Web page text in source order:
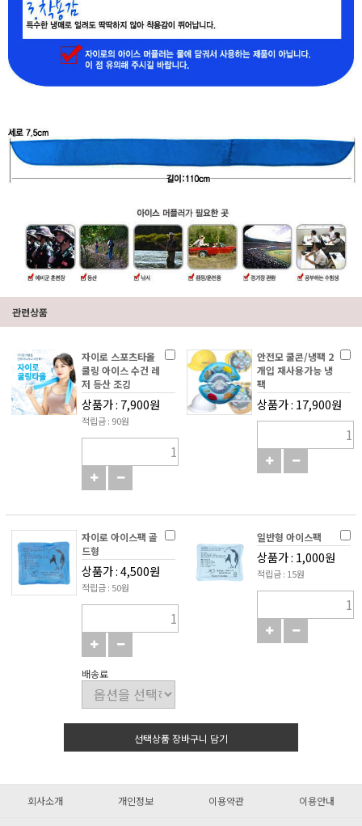
관련상품
자이로 스포츠타올
쿨링 아이스 수건 레
저 등산 조깅
상품가 : 7,900원
적립금 : 90원
안전모 쿨콘/냉팩 2
개입 재사용가능 냉
팩
상품가 : 17,900원
자이로 아이스팩 골
드형
상품가 : 4,500원
적립금 : 50원
배송료
일반형 아이스팩
상품가 : 1,000원
적립금 : 15원
선택상품 장바구니 담기
회사소개 개인정보 이용약관 이용안내